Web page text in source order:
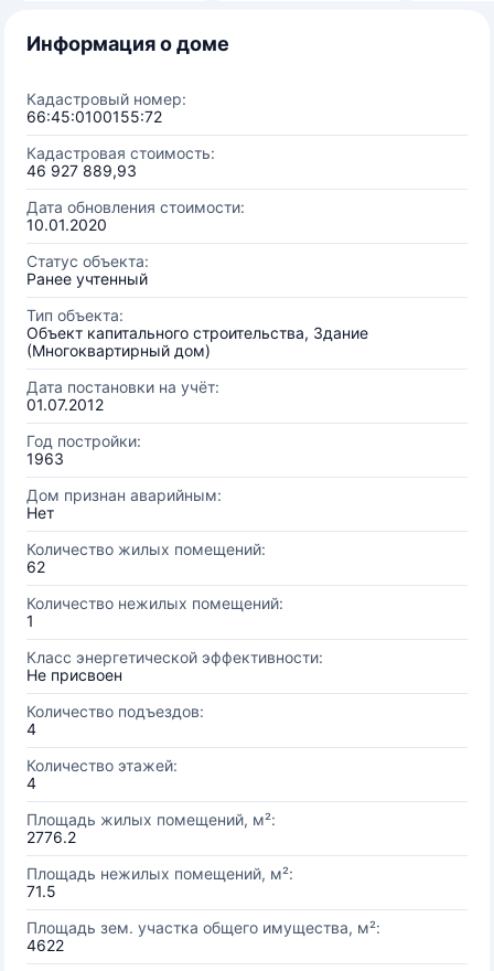
Информация о доме
Кадастровый номер:
66:45:0100155:72
Кадастровая стоимость:
46 927 889,93
Дата обновления стоимости:
10.01.2020
Статус объекта:
Ранее учтенный
Тип объекта:
Объект капитального строительства, Здание
(Многоквартирный дом)
Дата постановки на учёт:
01.07.2012
Год постройки:
1963
Дом признан аварийным:
Нет
Количество жилых помещений:
62
Количество нежилых помещений:
1
Класс энергетической эффективности:
Не присвоен
Количество подъездов:
4
Количество этажей:
4
Площадь жилых помещений, м²:
2776.2
Площадь нежилых помещений, м²:
71.5
Площадь зем. участка общего имущества, м²:
4622